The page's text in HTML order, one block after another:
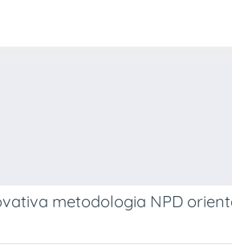
metodologia NPD